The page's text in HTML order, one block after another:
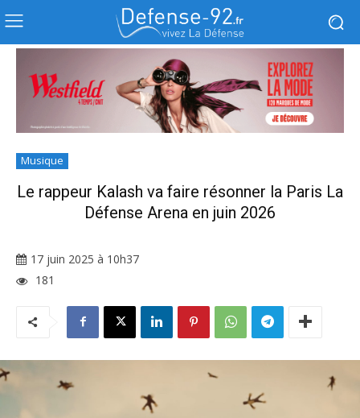
Musique
Le rappeur Kalash va faire résonner la Paris La
Défense Arena en juin 2026
17 juin 2025 à 10h37
181